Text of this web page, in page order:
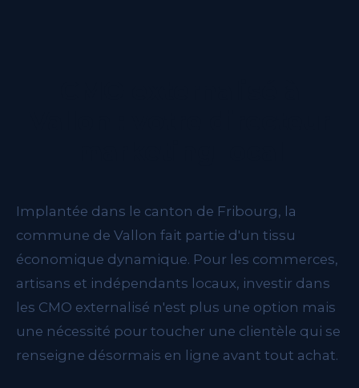
Implantée dans le canton de Fribourg, la
commune de Vallon fait partie d'un tissu
économique dynamique. Pour les commerces,
artisans et indépendants locaux, investir dans
les CMO externalisé n'est plus une option mais
une nécessité pour toucher une clientèle qui se
renseigne désormais en ligne avant tout achat.